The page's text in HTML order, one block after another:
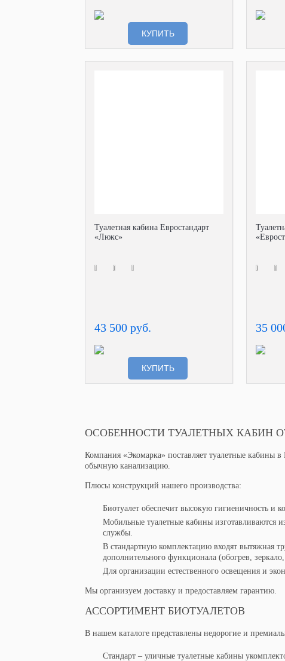
КУПИТЬ
Туалетная кабина Евростандарт
«Люкс»
43 500 руб.
КУПИТЬ
35
ОСОБЕННОСТИ ТУАЛЕТНЫХ КАБИН
Компания «Экомарка» поставляет туалетные кабины
обычную канализацию.
Плюсы конструкций нашего производства:
Биотуалет обеспечит высокую гигиеничность и
Мобильные туалетные кабины изготавливаются
службы.
В стандартную комплектацию входят вытяжная
дополнительного функционала (обогрев,
Для организации естественного освещения и
Мы организуем доставку и предоставляем гарантию.
АССОРТИМЕНТ БИОТУАЛЕТОВ
В нашем каталоге представлены недорогие и
Стандарт – уличные туалетные кабины